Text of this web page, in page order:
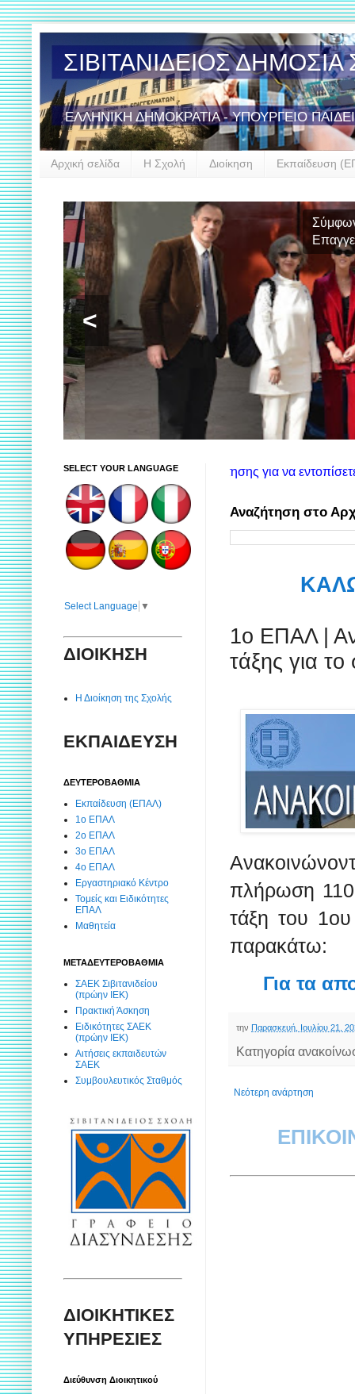
ΣΙΒΙΤΑΝΙΔΕΙΟΣ
ΕΛΛΗΝΙΚΗ ΔΗΜΟΚΡΑΤΙΑ - ΥΠΟΥΡΓΕΙΟ
Αρχική σελίδα Η Σχολή Διοίκηση Εκπαίδευση
Σύμφωνο
<
το πλαίσιο αναζήτησης για να εντοπίσετε εύκολα στις
Αναζήτηση στο
1ο ΕΠΑΛ |
τάξης για
πλήρωση
τάξη του
παρακάτω:
Για τα
την Παρασκευή, Ιουλίου 21,
Κατηγορία
Νεότερη ανάρτηση
SELECT YOUR LANGUAGE
Select Language ▼
ΔΙΟΙΚΗΣΗ
Η Διοίκηση της Σχολής
ΕΚΠΑΙΔΕΥΣΗ
ΔΕΥΤΕΡΟΒΑΘΜΙΑ
Εκπαίδευση (ΕΠΑΛ)
1ο ΕΠΑΛ
2ο ΕΠΑΛ
3ο ΕΠΑΛ
4ο ΕΠΑΛ
Εργαστηριακό Κέντρο
Τομείς και Ειδικότητες
ΕΠΑΛ
Μαθητεία
ΜΕΤΑΔΕΥΤΕΡΟΒΑΘΜΙΑ
ΣΑΕΚ Σιβιτανιδείου
(πρώην ΙΕΚ)
Πρακτική Άσκηση
Ειδικότητες ΣΑΕΚ
(πρώην ΙΕΚ)
Αιτήσεις εκπαιδευτών
ΣΑΕΚ
Συμβουλευτικός Σταθμός
ΔΙΟΙΚΗΤΙΚΕΣ
ΥΠΗΡΕΣΙΕΣ
Διεύθυνση Διοικητικού